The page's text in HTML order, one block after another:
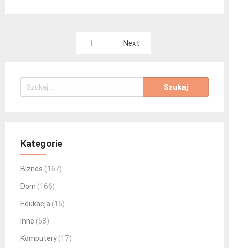
wpisach
1 Next
Szukaj:
Kategorie
Biznes (167)
Dom (166)
Edukacja (15)
Inne (58)
Komputery (17)